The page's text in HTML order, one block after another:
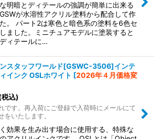
明暗とディテールの強調が簡単に出来る
が水溶性アクリル塗料から配合して作
。 パート2は寒色と暗色系の塗料を6色セ
ました。ミニチュアモデルに塗装すると
ィテールに…
スタッフワールド[GSWC-3506]インテ
インク OSLホワイト [2026年４月価格変
税込)
です。再入荷にご登録で入荷時にメールにて
をいたします。
効果を生み出す場合に使用する、特殊な